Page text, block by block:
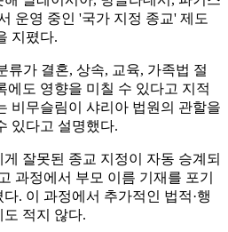
운영 중인 '국가 지정 종교' 제도
지폈다.
류가 결혼, 상속, 교육, 가족법 절
에도 영향을 미칠 수 있다고 지적
비무슬림이 샤리아 법원의 관할을
있다고 설명했다.
잘못된 종교 지정이 자동 승계되
과정에서 부모 이름 기재를 포기
. 이 과정에서 추가적인 법적·행
적지 않다.